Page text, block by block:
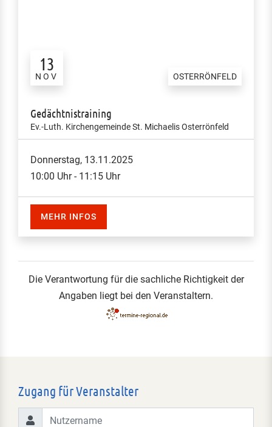
13
NOV OSTERRÖNFELD
Gedächtnistraining
Ev.-Luth. Kirchengemeinde St. Michaelis Osterrönfeld
Donnerstag, 13.11.2025
10:00 Uhr - 11:15 Uhr
MEHR INFOS
Die Verantwortung für die sachliche Richtigkeit der
Angaben liegt bei den Veranstaltern.
Zugang für Veranstalter